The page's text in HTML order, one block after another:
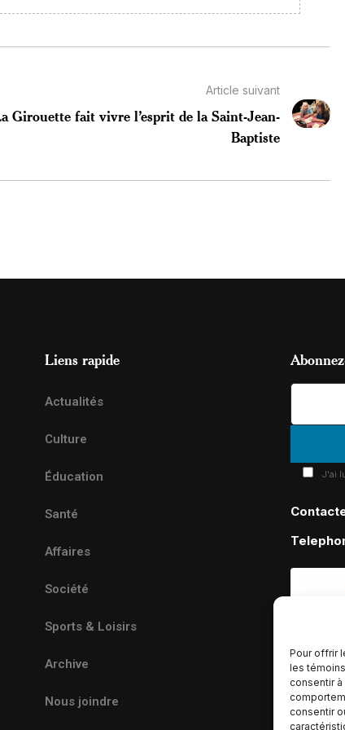
Pour offrir
les
consentir
consentir
Article suivant
Girouette fait vivre l’esprit de la Saint-Jean-
Baptiste
Liens rapide
Actualités
Culture
Éducation
Santé
Affaires
Société
Sports & Loisirs
Archive
Nous joindre
J'ai